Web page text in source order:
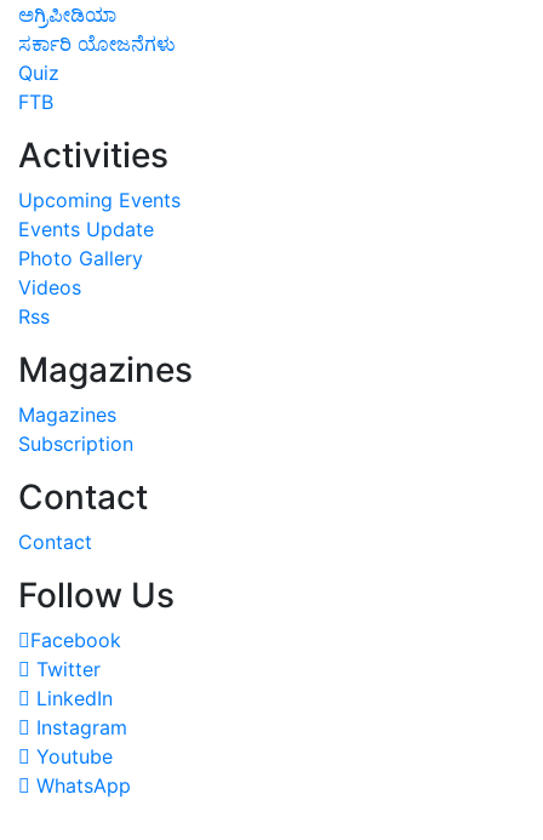
ಅಗ್ರಿಪೀಡಿಯಾ
ಸರ್ಕಾರಿ ಯೋಜನೆಗಳು
Quiz
FTB
Activities
Upcoming Events
Events Update
Photo Gallery
Videos
Rss
Magazines
Magazines
Subscription
Contact
Contact
Follow Us
Facebook
Twitter
LinkedIn
Instagram
Youtube
WhatsApp